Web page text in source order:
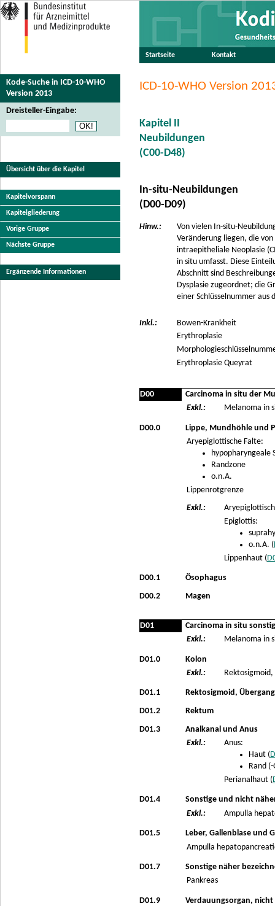
Startseite Kontakt
Kode-Suche in ICD-10-WHO
Version 2013
Dreisteller-Eingabe:
Übersicht über die Kapitel
Kapitelvorspann
Kapitelgliederung
Vorige Gruppe
Nächste Gruppe
Ergänzende Informationen
ICD-10-WHO Version
Kapitel II
Neubildungen
(C00-D48)
In-situ-Neubildungen
(D00-D09)
Hinw.:
Von vielen In-situ-
Veränderung liegen, die
intraepitheliale Neoplasie
in situ umfasst. Diese
Abschnitt sind
Dysplasie zugeordnet; die
einer Schlüsselnummer aus
Inkl.:
Bowen-Krankheit
Erythroplasie
Erythroplasie Queyrat
D00
Carcinoma in situ der
Exkl.:
Melanoma in
D00.0
Lippe, Mundhöhle und
Aryepiglottische Falte:
hypopharyngeale
Randzone
o.n.A.
Lippenrotgrenze
Exkl.:
Epiglottis:
o.n.A. (
Lippenhaut (
D00.1
Ösophagus
D00.2
Magen
D01
Carcinoma in situ
Exkl.:
Melanoma in
D01.0
Kolon
Exkl.:
D01.1
Rektosigmoid, Übergang
D01.2
Rektum
D01.3
Analkanal und Anus
Exkl.:
Anus:
Haut (
Rand
Perianalhaut (
D01.4
Sonstige und nicht
Exkl.:
Ampulla
D01.5
Leber, Gallenblase und
Ampulla
D01.7
Sonstige näher
Pankreas
D01.9 Verdauungsorgan,